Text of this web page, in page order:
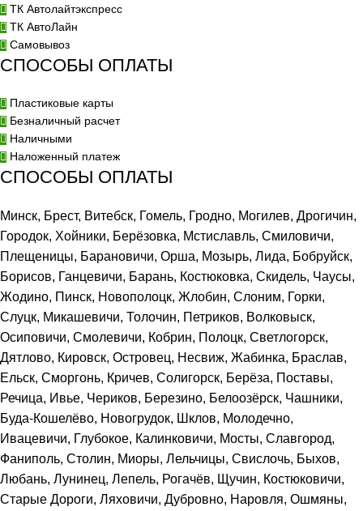
ТК Автолайтэкспресс
ТК АвтоЛайн
Самовывоз
СПОСОБЫ ОПЛАТЫ
Пластиковые карты
Безналичный расчет
Наличными
Наложенный платеж
СПОСОБЫ ОПЛАТЫ
Минск, Брест, Витебск, Гомель, Гродно, Могилев, Дрогичин,
Городок, Хойники, Берёзовка, Мстиславль, Смиловичи,
Плещеницы, Барановичи, Орша, Мозырь, Лида, Бобруйск,
Борисов, Ганцевичи, Барань, Костюковка, Скидель, Чаусы,
Жодино, Пинск, Новополоцк, Жлобин, Слоним, Горки,
Слуцк, Микашевичи, Толочин, Петриков, Волковыск,
Осиповичи, Смолевичи, Кобрин, Полоцк, Светлогорск,
Дятлово, Кировск, Островец, Несвиж, Жабинка, Браслав,
Ельск, Сморгонь, Кричев, Солигорск, Берёза, Поставы,
Речица, Ивье, Чериков, Березино, Белоозёрск, Чашники,
Буда-Кошелёво, Новогрудок, Шклов, Молодечно,
Ивацевичи, Глубокое, Калинковичи, Мосты, Славгород,
Фаниполь, Столин, Миоры, Лельчицы, Свислочь, Быхов,
Любань, Лунинец, Лепель, Рогачёв, Щучин, Костюковичи,
Старые Дороги, Ляховичи, Дубровно, Наровля, Ошмяны,